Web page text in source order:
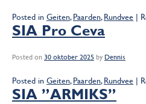
Posted in Geiten,Paarden,Rundvee |
SIA Pro Ceva
Posted on 30 oktober 2025 by Dennis
Posted in Geiten,Paarden,Rundvee |
SIA ”ARMIKS”